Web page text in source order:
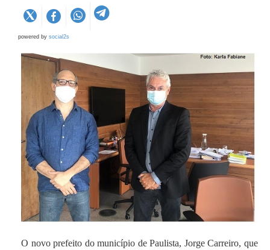
powered by social2s
O novo prefeito do município de Paulista, Jorge Carreiro, que